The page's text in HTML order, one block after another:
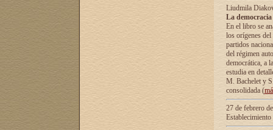
Liudmila
La
En el libro se
los orígenes
partidos
del régimen
democrática, а
estudia en
М. Bachelet у
consolidada (
27 de febrero